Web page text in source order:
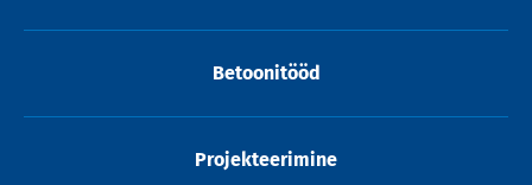
Betoonitööd
Projekteerimine